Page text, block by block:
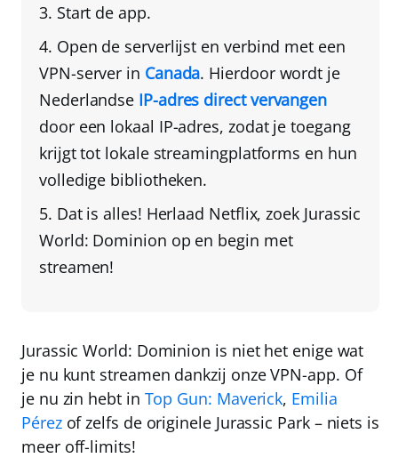
Start de app.
Open de serverlijst en verbind met een
VPN-server in Canada. Hierdoor wordt je
Nederlandse IP-adres direct vervangen
door een lokaal IP-adres, zodat je toegang
krijgt tot lokale streamingplatforms en hun
volledige bibliotheken.
Dat is alles! Herlaad Netflix, zoek Jurassic
World: Dominion op en begin met
streamen!
Jurassic World: Dominion is niet het enige wat
je nu kunt streamen dankzij onze VPN-app. Of
je nu zin hebt in Top Gun: Maverick, Emilia
Pérezof zelfs de originele Jurassic Park– niets is
meer off-limits!